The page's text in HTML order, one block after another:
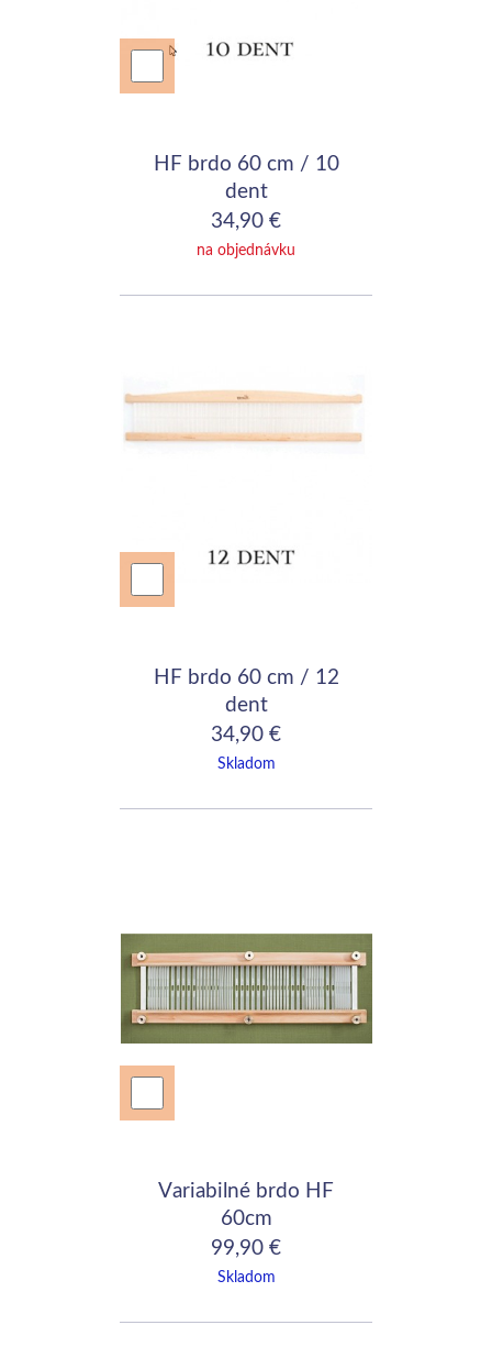
HF brdo 60 cm / 10
dent
34,90 €
na objednávku
HF brdo 60 cm / 12
dent
34,90 €
Skladom
Variabilné brdo HF
60cm
99,90 €
Skladom